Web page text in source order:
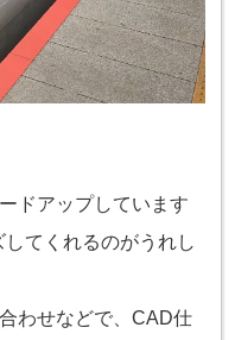
ドアップしています
てくれるのがうれし
わせなどで、CAD仕